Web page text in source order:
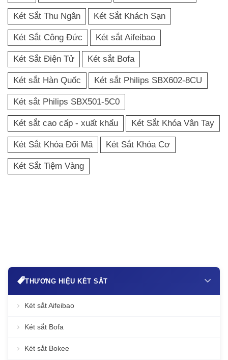
THƯƠNG HIỆU KÉT SẮT
Két sắt Aifeibao
Két sắt Bofa
Két sắt Bokee
Két Sắt Thu Ngân Két Sắt Khách Sạn
Két Sắt Công Đức Két sắt Aifeibao
Két Sắt Điện Tử Két sắt Bofa
Két sắt Hàn Quốc Két sắt Philips SBX602-8CU
Két sắt Philips SBX501-5C0
Két sắt cao cấp - xuất khẩu Két Sắt Khóa Vân Tay
Két Sắt Khóa Đổi Mã Két Sắt Khóa Cơ
Két Sắt Tiệm Vàng